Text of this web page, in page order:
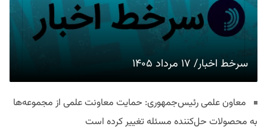
سرخط اخبار/ ۱۷ مرداد ۱۴۰۵
معاون علمی رئیس‌جمهوری: حمایت معاونت علمی از مجموعه‌ها
به محصولات حل‌کننده مسئله تغییر کرده است